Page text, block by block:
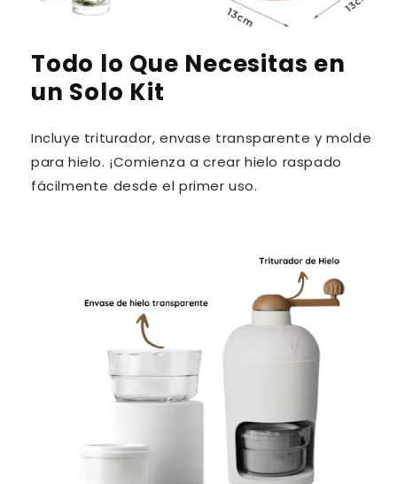
Todo lo Que Necesitas en
un Solo Kit
Incluye triturador, envase transparente y molde
para hielo. ¡Comienza a crear hielo raspado
fácilmente desde el primer uso.